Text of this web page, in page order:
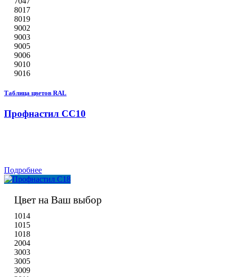
8017
8019
9002
9003
9005
9006
9010
9016
Таблица цветов RAL
Профнастил СС10
Подробнее
Цвет на Ваш выбор
1014
1015
1018
2004
3003
3005
3009